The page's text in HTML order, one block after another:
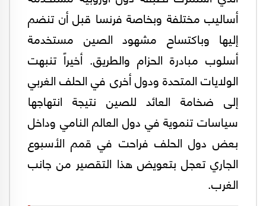
أساليب مختلفة وبخاصة فرنسا قبل أن تنضم
إليها وباكتساح مشهود الصين مستخدمة
أسلوب مبادرة الحزام والطريق. أخيراً تنبهت
الولايات المتحدة ودول أخرى في الحلف الغربي
إلى ضخامة العائد للصين نتيجة انتهاجها
سياسات تنموية في دول العالم النامي وداخل
بعض دول الحلف فراحت في قمم الأسبوع
الجاري تعجل بتعويض هذا التقصير من جانب
الغرب.